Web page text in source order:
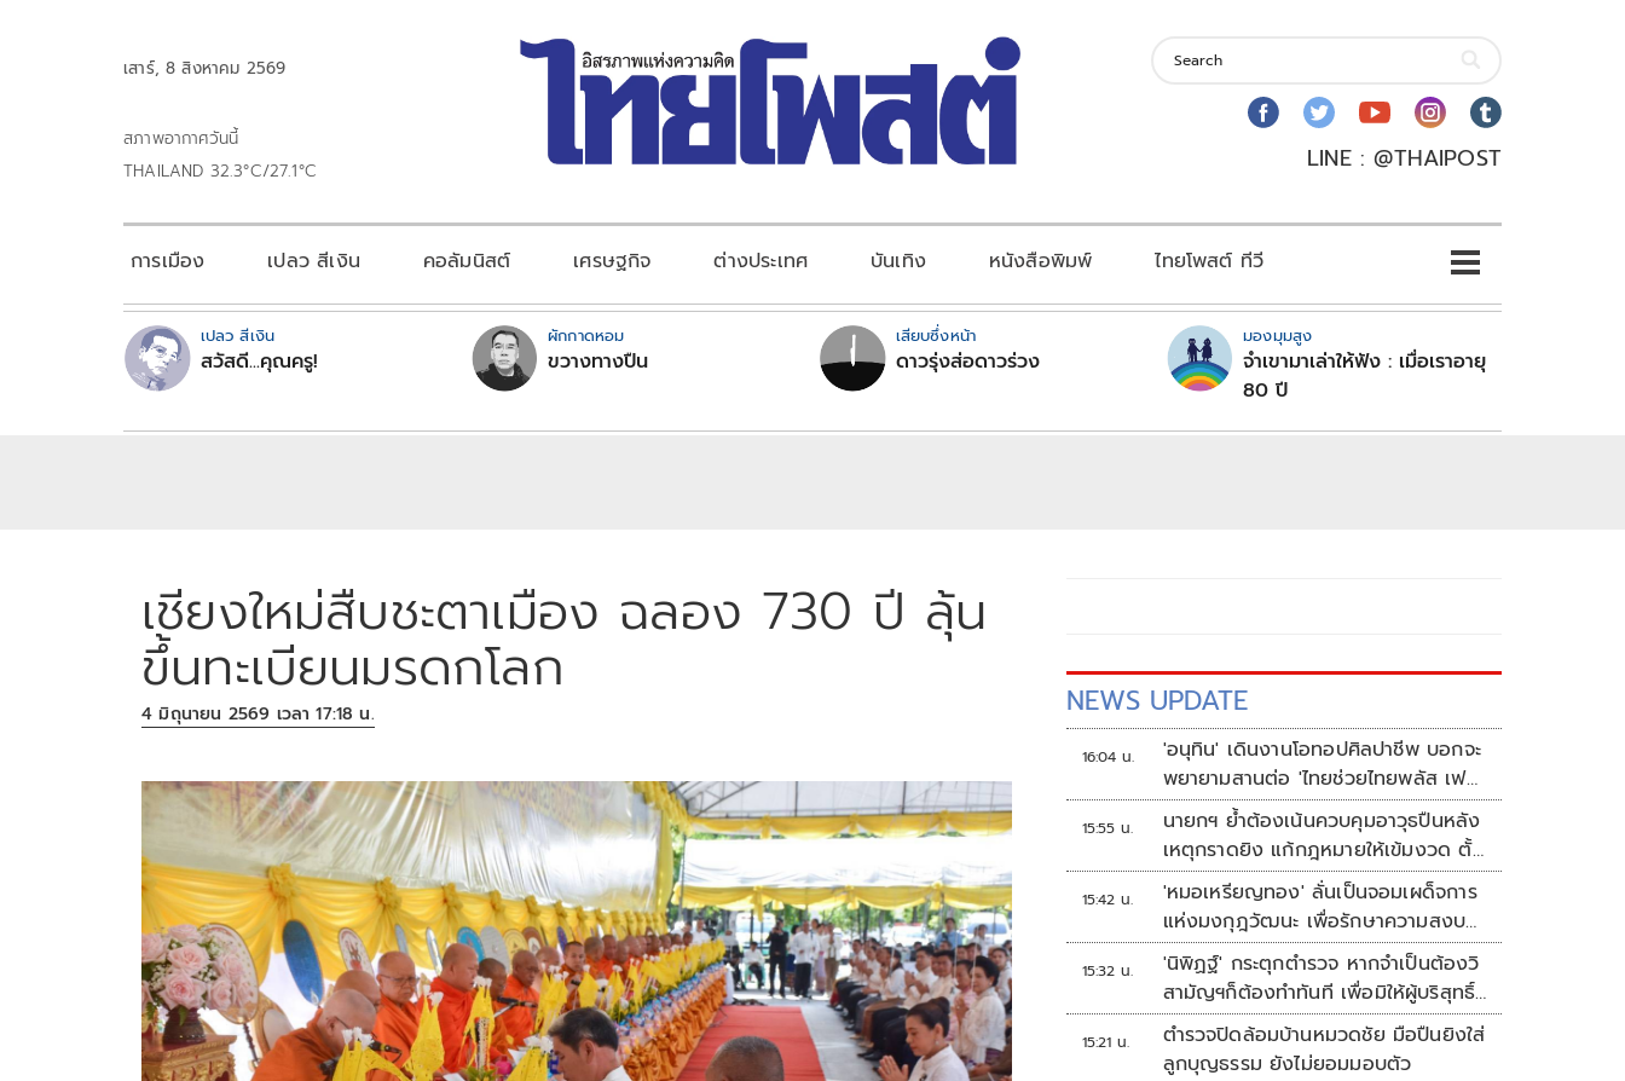
เสาร์, 8 สิงหาคม 2569
สภาพอากาศวันนี้
THAILAND 32.3°C/27.1°C
LINE : @THAIPOST
การเมือง เปลว สีเงิน คอลัมนิสต์ เศรษฐกิจ ต่างประเทศ บันเทิง หนังสือพิมพ์ ไทยโพสต์ ทีวี
เปลว สีเงิน
สวัสดี...คุณครู!
ผักกาดหอม
ขวางทางปืน
เสียบซึ่งหน้า
ดาวรุ่งส่อดาวร่วง
มองมุมสูง
จำเขามาเล่าให้ฟัง : เมื่อเราอายุ
80 ปี
เชียงใหม่สืบชะตาเมือง ฉลอง 730 ปี ลุ้น
ขึ้นทะเบียนมรดกโลก
4 มิถุนายน 2569 เวลา 17:18 น. NEWS UPDATE
16:04 น.
'อนุทิน' เดินงานโอทอปศิลปาชีพ บอกจะ
พยายามสานต่อ 'ไทยช่วยไทยพลัส เฟส
2'
15:55 น.
นายกฯ ย้ำต้องเน้นควบคุมอาวุธปืนหลัง
เหตุกราดยิง แก้กฎหมายให้เข้มงวด ตั้ง
ด่านตรวจเพิ่ม
15:42 น.
'หมอเหรียญทอง' ลั่นเป็นจอมเผด็จการ
แห่งมงกุฎวัฒนะ เพื่อรักษาความสงบ
ปลอดภัยภายในรพ.
15:32 น.
'นิพิฏฐ์' กระตุกตำรวจ หากจำเป็นต้องวิ
สามัญฯก็ต้องทำทันที เพื่อมิให้ผู้บริสุทธิ์
เสียชีวิตเพิ่ม
15:21 น.
ตำรวจปิดล้อมบ้านหมวดชัย มือปืนยิงใส่
ลูกบุญธรรม ยังไม่ยอมมอบตัว